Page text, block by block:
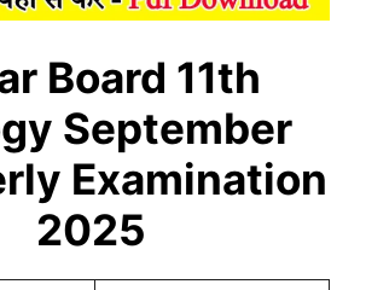
Board 11th
September
Examination
2025